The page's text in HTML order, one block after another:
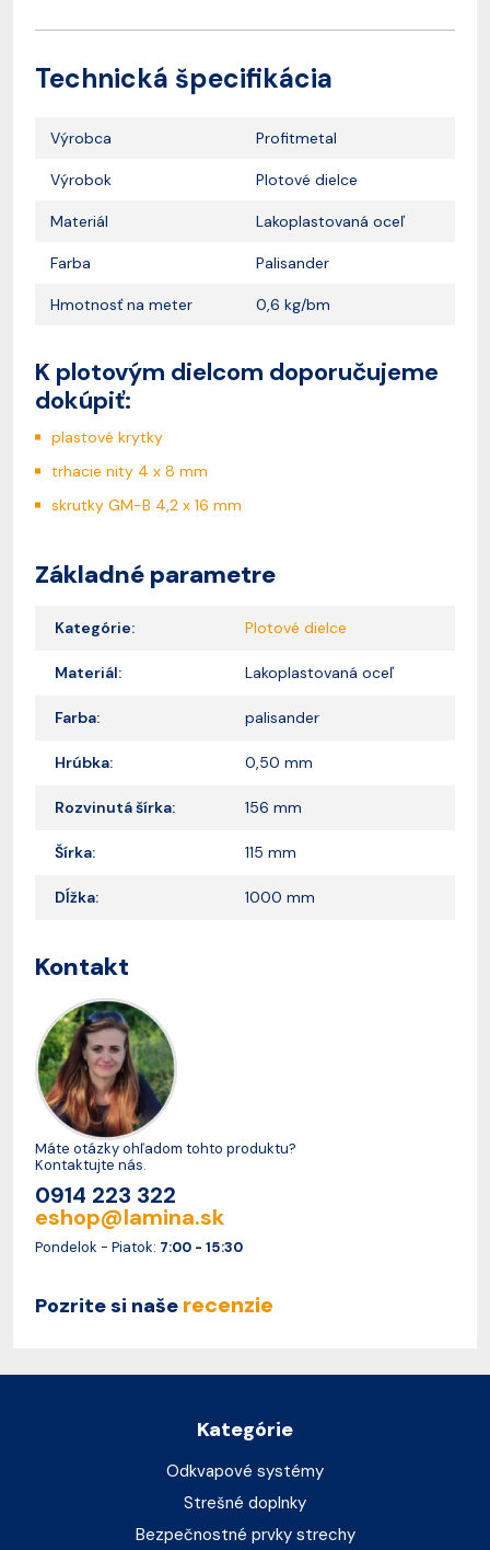
Technická špecifikácia
Výrobca Profitmetal
Výrobok Plotové dielce
Materiál Lakoplastovaná oceľ
Farba Palisander
Hmotnosť na meter 0,6 kg/bm
K plotovým dielcom doporučujeme
dokúpiť:
plastové krytky
trhacie nity 4 x 8 mm
skrutky GM-B 4,2 x 16 mm
Základné parametre
Kategórie: Plotové dielce
Materiál: Lakoplastovaná oceľ
Farba: palisander
Hrúbka: 0,50 mm
Rozvinutá šírka: 156 mm
Šírka: 115 mm
Dĺžka: 1000 mm
Kontakt
Máte otázky ohľadom tohto produktu?
Kontaktujte nás.
0914 223 322
eshop@lamina.sk
Pondelok - Piatok: 7:00 - 15:30
Pozrite si naše recenzie
Kategórie
Odkvapové systémy
Strešné doplnky
Bezpečnostné prvky strechy